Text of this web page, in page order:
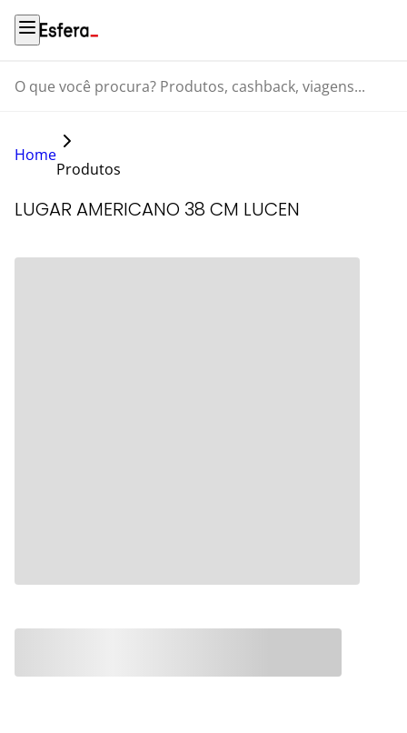
O que você procura? Produtos, cashback, viagens...
Home
Produtos
LUGAR AMERICANO 38 CM LUCEN